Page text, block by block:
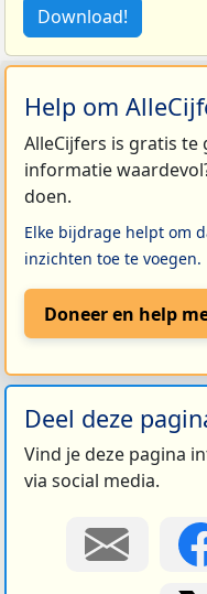
Download!
Help om
AlleCijfers is gratis te
informatie
doen.
Elke bijdrage helpt om
inzichten toe te voegen.
Doneer en help
Deel deze
Vind je deze pagina
via social media.